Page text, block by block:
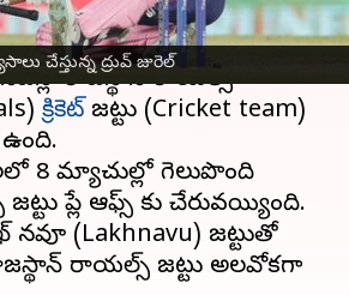
చేస్తున్న ద్రువ్​ జురెల్
రాజస్థాన్ రాయల్స్
క్రికెట్ జట్టు (Cricket team)
8 మ్యాచుల్లో గెలుపొంది
ప్లే ఆఫ్స్ కు చేరువయ్యింది.
(Lakhnavu) జట్టుతో
రాయల్స్ జట్టు అలవోకగా